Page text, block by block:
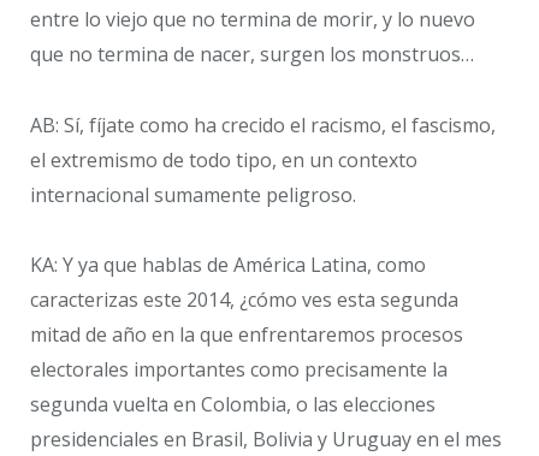
entre lo viejo que no termina de morir, y lo nuevo
que no termina de nacer, surgen los monstruos…
AB: Sí, fíjate como ha crecido el racismo, el fascismo,
el extremismo de todo tipo, en un contexto
internacional sumamente peligroso.
KA: Y ya que hablas de América Latina, como
caracterizas este 2014, ¿cómo ves esta segunda
mitad de año en la que enfrentaremos procesos
electorales importantes como precisamente la
segunda vuelta en Colombia, o las elecciones
presidenciales en Brasil, Bolivia y Uruguay en el mes